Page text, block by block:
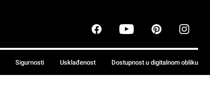
Sigurnosti Usklađenost Dostupnost u digitalnom obliku